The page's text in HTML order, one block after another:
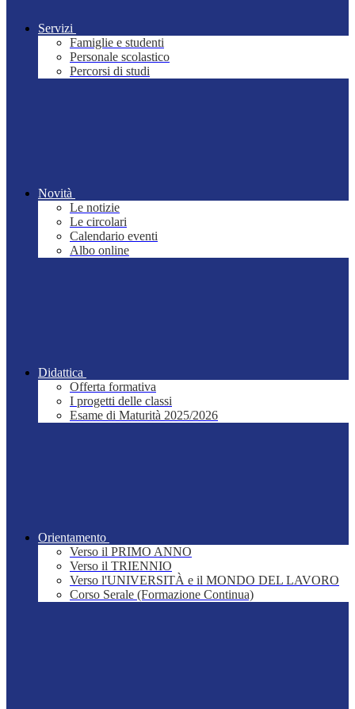
Servizi
Famiglie e studenti
Personale scolastico
Percorsi di studi
Novità
Le notizie
Le circolari
Calendario eventi
Albo online
Didattica
Offerta formativa
I progetti delle classi
Esame di Maturità 2025/2026
Orientamento
Verso il PRIMO ANNO
Verso il TRIENNIO
Verso l'UNIVERSITÀ e il MONDO DEL LAVORO
Corso Serale (Formazione Continua)